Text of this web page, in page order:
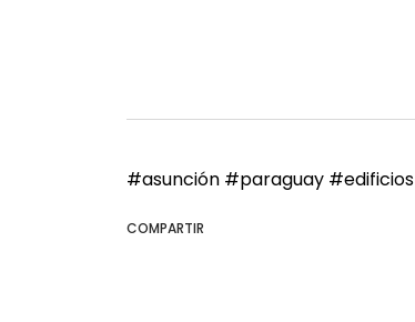
#asunción #paraguay #edificios
COMPARTIR